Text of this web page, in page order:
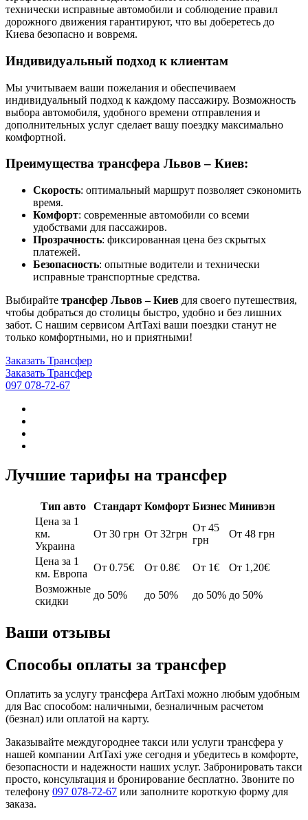
технически исправные автомобили и соблюдение правил
дорожного движения гарантируют, что вы доберетесь до
Киева безопасно и вовремя.
Индивидуальный подход к клиентам
Мы учитываем ваши пожелания и обеспечиваем
индивидуальный подход к каждому пассажиру. Возможность
выбора автомобиля, удобного времени отправления и
дополнительных услуг сделает вашу поездку максимально
комфортной.
Преимущества трансфера Львов – Киев:
Скорость: оптимальный маршрут позволяет сэкономить
время.
Комфорт: современные автомобили со всеми
удобствами для пассажиров.
Прозрачность: фиксированная цена без скрытых
платежей.
Безопасность: опытные водители и технически
исправные транспортные средства.
Выбирайте трансфер Львов – Киев для своего путешествия,
чтобы добраться до столицы быстро, удобно и без лишних
забот. С нашим сервисом ArtTaxi ваши поездки станут не
только комфортными, но и приятными!
Заказать Трансфер
Заказать Трансфер
097 078-72-67
Лучшие тарифы на трансфер
Тип авто Стандарт Комфорт Бизнес Минивэн
Цена за 1
км.
Украина
От 30 грн От 32грн
От 45
грн
От 48 грн
Цена за 1
км. Европа
От 0.75€ От 0.8€ От 1€
От 1,20€
Возможные
скидки
до 50% до 50% до 50% до 50%
Ваши отзывы
Способы оплаты за трансфер
Оплатить за услугу трансфера ArtTaxi можно любым удобным
для Вас способом: наличными, безналичным расчетом
(безнал) или оплатой на карту.
Заказывайте междугороднее такси или услуги трансфера у
нашей компании ArtTaxi уже сегодня и убедитесь в комфорте,
безопасности и надежности наших услуг. Забронировать такси
просто, консультация и бронирование бесплатно. Звоните по
телефону 097 078-72-67 или заполните короткую форму для
заказа.